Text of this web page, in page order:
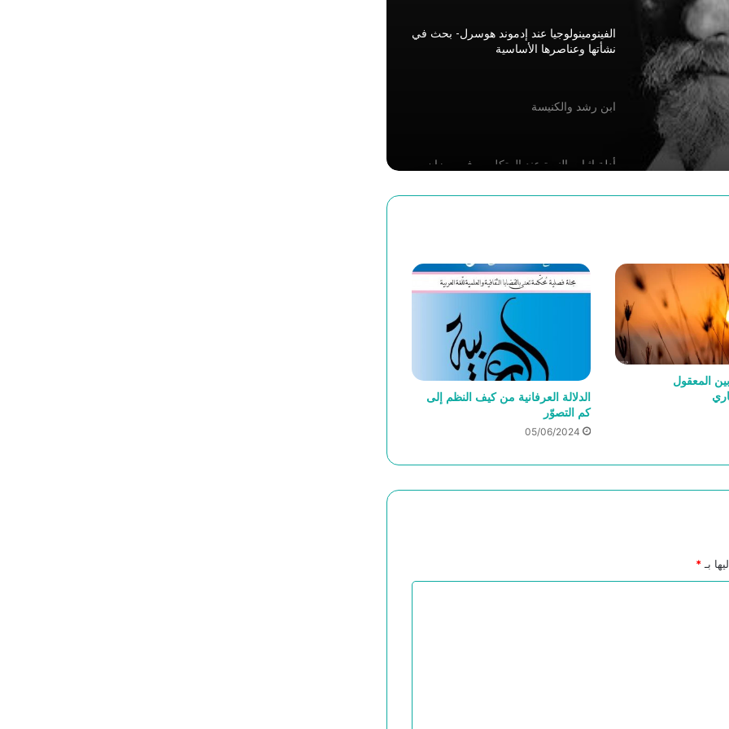
ابن رشد والكنيسة
أدلة إثبات النبوة عند المتكلمين في ميزان
الفارغ من الكون: في حضرة العارف محمد
بن عبد الجبّار النفّري
محمود حيدر وإعادة صياغة مصطلحات
الفلسفة الإسلاميَّة
“السحر والعلم والدين عند الشعوب البدائية”
المعقول
الدلالة العرفانية من كيف النظم إلى
كم التصوّر
05/06/2024
بـ *